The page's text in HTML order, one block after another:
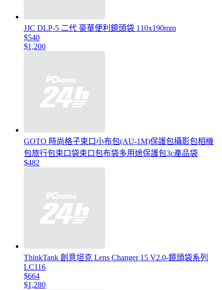
JJC DLP-5 二代 豪華便利鏡頭袋 110x190mm
$540
$1,200
GOTO 時尚格子束口小布包(AU-1M)保護包攝影包相機
包旅行包束口袋束口包布袋多用途保護包3c產品袋
$482
ThinkTank 創意坦克 Lens Changer 15 V2.0-鏡頭袋系列
LC116
$664
$1,280